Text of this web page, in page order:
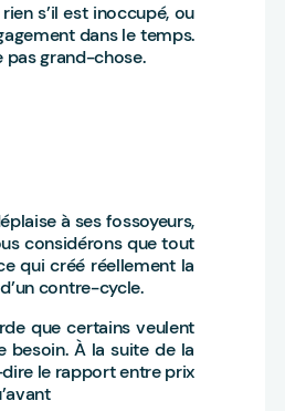
s’il est inoccupé, ou
dans le temps.
pas grand-chose.
à ses fossoyeurs,
considérons que tout
qui créé réellement la
contre-cycle.
que certains veulent
besoin. À la suite de la
le rapport entre prix